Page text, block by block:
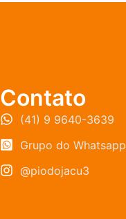
Contato
(41) 9 9640-3639
Grupo do Whatsapp
@piodojacu3